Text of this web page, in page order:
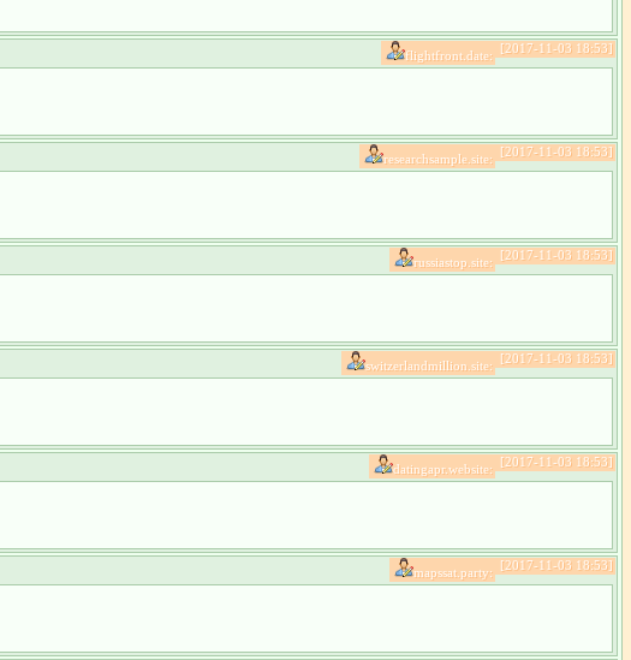
[2017-11-03 18:53]
flightfront.date:
[2017-11-03 18:53]
researchsample.site:
[2017-11-03 18:53]
russiastop.site:
[2017-11-03 18:53]
switzerlandmillion.site:
[2017-11-03 18:53]
datingapr.website:
[2017-11-03 18:53]
mapssat.party: